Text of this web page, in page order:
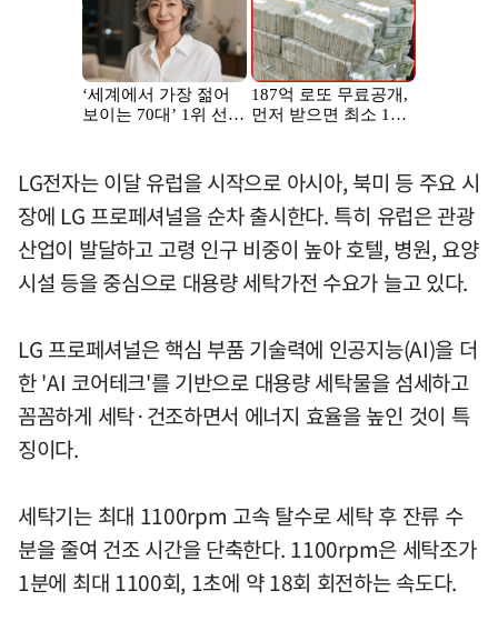
LG전자는 이달 유럽을 시작으로 아시아, 북미 등 주요 시
장에 LG 프로페셔널을 순차 출시한다. 특히 유럽은 관광
산업이 발달하고 고령 인구 비중이 높아 호텔, 병원, 요양
시설 등을 중심으로 대용량 세탁가전 수요가 늘고 있다.
LG 프로페셔널은 핵심 부품 기술력에 인공지능(AI)을 더
한 'AI 코어테크'를 기반으로 대용량 세탁물을 섬세하고
꼼꼼하게 세탁·건조하면서 에너지 효율을 높인 것이 특
징이다.
세탁기는 최대 1100rpm 고속 탈수로 세탁 후 잔류 수
분을 줄여 건조 시간을 단축한다. 1100rpm은 세탁조가
1분에 최대 1100회, 1초에 약 18회 회전하는 속도다.